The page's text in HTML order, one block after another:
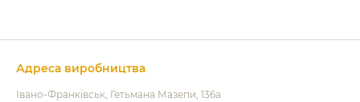
Адреса виробництва
Івано-Франківськ Гетьмана Мазепи, 136а